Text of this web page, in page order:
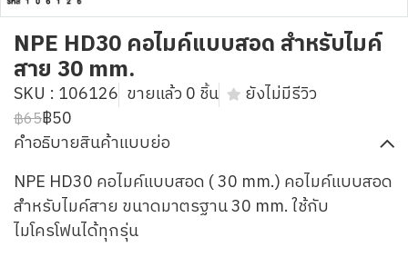
NPE HD30 คอไมค์แบบสอด สำหรับไมค์
สาย 30 mm.
SKU : 106126 ขายแล้ว 0 ชิ้น ยังไม่มีรีวิว
฿65฿50
คำอธิบายสินค้าแบบย่อ
NPE HD30 คอไมค์แบบสอด ( 30 mm.) คอไมค์แบบสอด
สำหรับไมค์สาย ขนาดมาตรฐาน 30 mm. ใช้กับ
ไมโครโฟนได้ทุกรุ่น